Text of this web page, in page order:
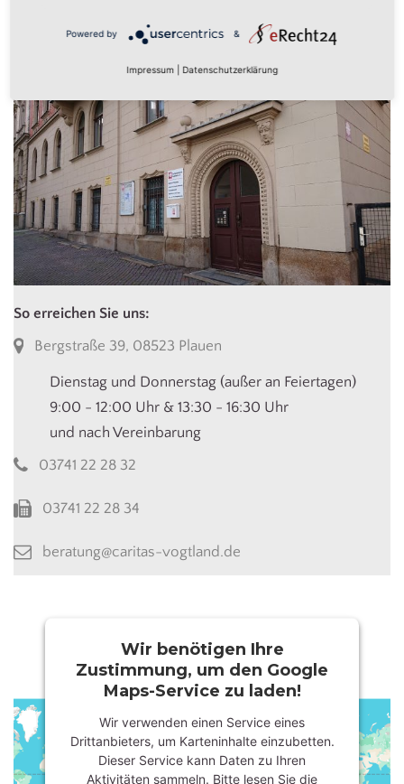
So erreichen Sie uns:
Bergstraße 39, 08523 Plauen
Dienstag und Donnerstag (außer an Feiertagen)
9:00 - 12:00 Uhr & 13:30 - 16:30 Uhr
und nach Vereinbarung
03741 22 28 32
03741 22 28 34
beratung@caritas-vogtland.de
Wir benötigen Ihre
Zustimmung, um den Google
Maps-Service zu laden!
Wir verwenden einen Service eines
Drittanbieters, um Karteninhalte einzubetten.
Dieser Service kann Daten zu Ihren
Aktivitäten sammeln. Bitte lesen Sie die
Powered by &
Impressum Datenschutzerklärung